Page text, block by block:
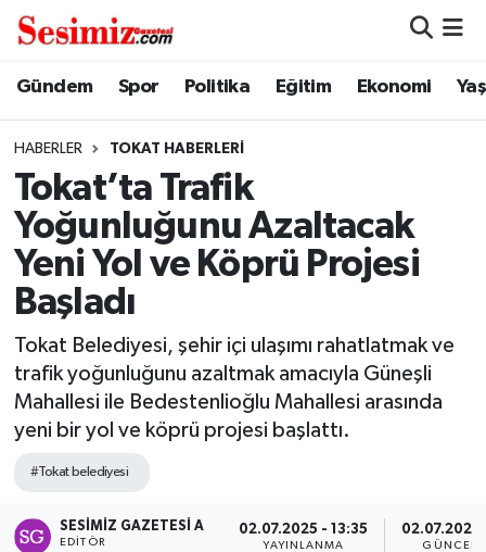
Gündem Spor Politika Eğitim Ekonomi
HABERLER TOKAT HABERLERI
Tokat’ta Trafik
Yoğunluğunu Azaltacak
Yeni Yol ve Köprü Projesi
Başladı
Tokat Belediyesi, şehir içi ulaşımı rahatlatmak ve
trafik yoğunluğunu azaltmak amacıyla Güneşli
Mahallesi ile Bedestenlioğlu Mahallesi arasında
yeni bir yol ve köprü projesi başlattı.
#Tokat belediyesi
SESIMIZ GAZETESI A
EDITÖR
02.07.2025 - 13:35
YAYINLANMA
02.07.2025
Dünya
Ekonomi
Genel
Gündem
Magazin
Politika
Sağlık
Spor
Nöbetçi Eczaneler
Namaz Vakitleri
Trafik Durumu
Süper Lig Puan Durumu ve Fikstür
Tüm Manşetler
Son Dakika Haberleri
Haber Arşivi